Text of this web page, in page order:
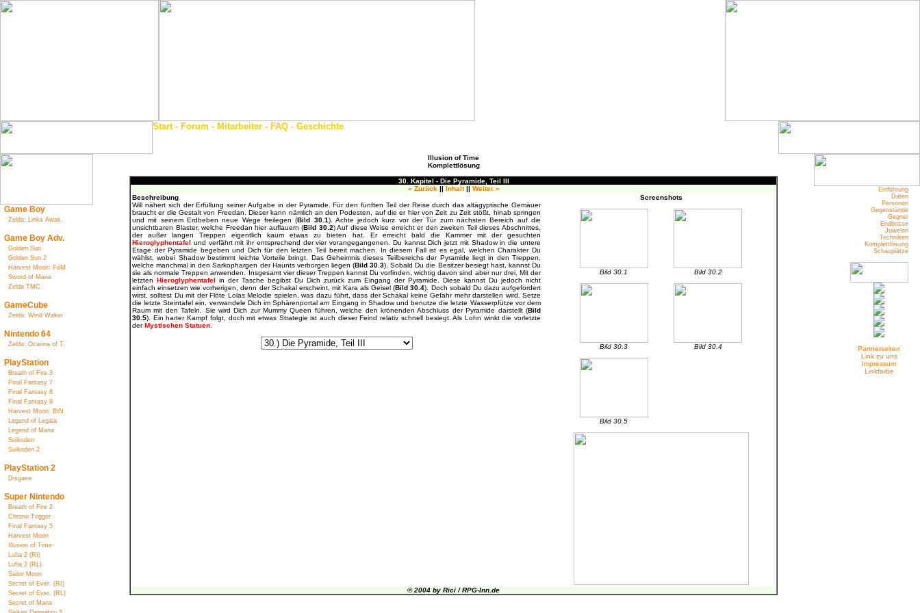
Start- Forum - Mitarbeiter - FAQ - Geschichte
Game Boy
Zelda: Links Awak.
Game Boy Adv.
Golden Sun
Golden Sun 2
Harvest Moon: FoM
Sword of Mana
Zelda TMC
GameCube
Zelda: Wind Waker
Nintendo 64
Zelda: Ocarina of T.
PlayStation
Breath of Fire 3
Final Fantasy 7
Final Fantasy 8
Final Fantasy 9
Harvest Moon: BtN
Legend of Legaia
Legend of Mana
Suikoden
Suikoden 2
PlayStation 2
Disgaea
Super Nintendo
Breath of Fire 2
Chrono Trigger
Final Fantasy 5
Harvest Moon
Illusion of Time
Lufia 2 (RI)
Lufia 2 (RL)
Sailor Moon
Secret of Ever. (RI)
Secret of Ever. (RL)
Secret of Mana
Illusion of Time
Komplettlösung
30. Kapitel - Die Pyramide, Teil III
« Zurück || Inhalt|| Weiter »
Beschreibung
Will nähert sich der Erfüllung seiner Aufgabe in der Pyramide. Für den fünften Teil der Reise durch das altägyptische Gemäuer
braucht er die Gestalt von Freedan. Dieser kann nämlich an den Podesten, auf die er hier von Zeit zu Zeit stößt, hinab springen
und mit seinem Erdbeben neue Wege freilegen (Bild 30.1). Achte jedoch kurz vor der Tür zum nächsten Bereich auf die
unsichtbaren Blaster, welche Freedan hier auflauern (Bild 30.2) Auf diese Weise erreicht er den zweiten Teil dieses Abschnittes,
der außer langen Treppen eigentlich kaum etwas zu bieten hat. Er erreicht bald die Kammer mit der gesuchten
Hieroglyphentafel und verfährt mit ihr entsprechend der vier vorangegangenen. Du kannst Dich jetzt mit Shadow in die untere
Etage der Pyramide begeben und Dich für den letzten Teil bereit machen. In diesem Fall ist es egal, welchen Charakter Du
wählst, wobei Shadow bestimmt leichte Vorteile bringt. Das Geheimnis dieses Teilbereichs der Pyramide liegt in den Treppen,
welche manchmal in den Sarkophargen der Haunts verborgen liegen (Bild 30.3). Sobald Du die Besitzer besiegt hast, kannst Du
sie als normale Treppen anwenden. Insgesamt vier dieser Treppen kannst Du vorfinden, wichtig davon sind aber nur drei. Mit der
letzten Hieroglyphentafel in der Tasche begibst Du Dich zurück zum Eingang der Pyramide. Diese kannst Du jedoch nicht
einfach einsetzen wie vorherigen, denn der Schakal erscheint, mit Kara als Geisel (Bild 30.4). Doch sobald Du dazu aufgefordert
wirst, solltest Du mit der Flöte Lolas Melodie spielen, was dazu führt, dass der Schakal keine Gefahr mehr darstellen wird. Setze
die letzte Steintafel ein, verwandele Dich im Sphärenportal am Eingang in Shadow und benutze die letzte Wasserpfütze vor dem
Raum mit den Tafeln. Sie wird Dich zur Mummy Queen führen, welche den krönenden Abschluss der Pyramide darstellt (Bild
30.5). Ein harter Kampf folgt, doch mit etwas Strategie ist auch dieser Feind relativ schnell besiegt. Als Lohn winkt die vorletzte
derMystischen Statuen
Screenshots
Bild 30.1 Bild 30.2
Bild 30.3 Bild 30.4
Bild 30.5
© 2004 by Rici / RPG-Inn.de
Einführung
Daten
Personen
Gegenstände
Gegner
Endbosse
Juwelen
Techniken
Komplettlösung
Schauplätze
Partnerseiten
Link zu uns
Impressum
Linkfarbe